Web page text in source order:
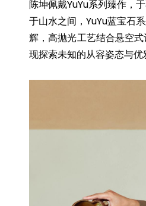
陈坤佩戴YuYu系列臻作，
于山水之间，YuYu蓝宝石
辉，高抛光工艺结合悬空
现探索未知的从容姿态与优